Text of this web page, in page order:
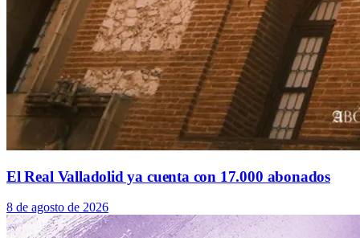
El Real Valladolid ya cuenta con 17.000 abonados
8 de agosto de 2026